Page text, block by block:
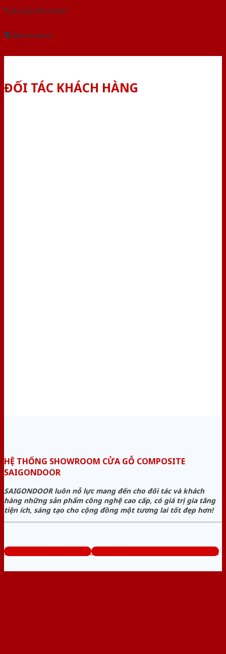
Yêu cầu gọi lại (3 phút)
Dành cho đại lý
ĐỐI TÁC KHÁCH HÀNG
HỆ THỐNG SHOWROOM CỬA GỖ COMPOSITE
SAIGONDOOR
SAIGONDOOR luôn nỗ lực mang đến cho đối tác và khách
hàng những sản phẩm công nghệ cao cấp, có giá trị gia tăng
tiện ích, sáng tạo cho cộng đồng một tương lai tốt đẹp hơn!
www.cuagocomposite.org Tổng đài tư vấn miễn phí: 0824.400.400